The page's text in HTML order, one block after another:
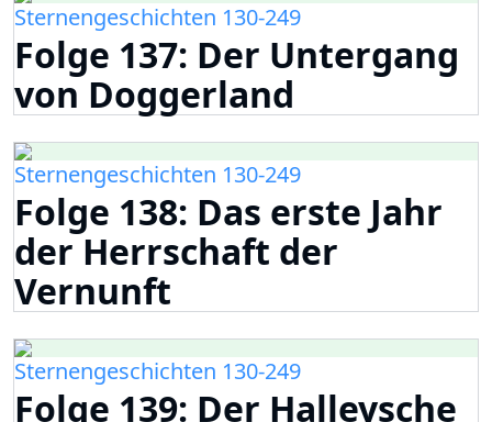
Sternengeschichten 130-249
Folge 137: Der Untergang
von Doggerland
Sternengeschichten 130-249
Folge 138: Das erste Jahr
der Herrschaft der
Vernunft
Sternengeschichten 130-249
Folge 139: Der Halleysche